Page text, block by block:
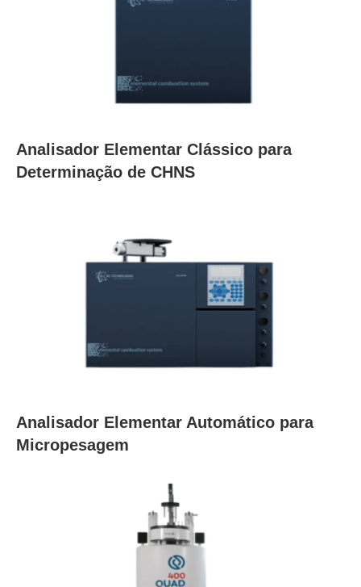
Analisador Elementar Clássico para
Determinação de CHNS
Analisador Elementar Automático para
Micropesagem